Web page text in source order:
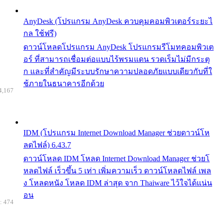
AnyDesk (โปรแกรม AnyDesk ควบคุมคอมพิวเตอร์ระยะไ
กล ใช้ฟรี)
ดาวน์โหลดโปรแกรม AnyDesk โปรแกรมรีโมทคอมพิวเต
อร์ ที่สามารถเชื่อมต่อแบบไร้พรมแดน รวดเร็มไม่มีกระตุ
ก และที่สำคัญมีระบบรักษาความปลอดภัยแบบเดียวกับที่ใ
ช้ภายในธนาคารอีกด้วย
IDM (โปรแกรม Internet Download Manager ช่วยดาวน์โห
ลดไฟล์) 6.43.7
ดาวน์โหลด IDM โหลด Internet Download Manager ช่วยโ
หลดไฟล์ เร็วขึ้น 5 เท่า เพิ่มความเร็ว ดาวน์โหลดไฟล์ เพล
ง โหลดหนัง โหลด IDM ล่าสุด จาก Thaiware ไว้ใจได้แน่น
อน
474